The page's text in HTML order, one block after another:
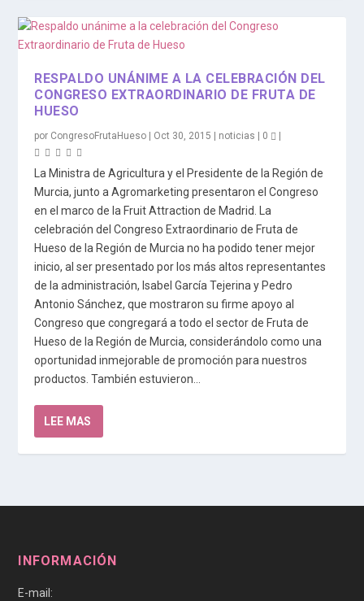
RESPALDO UNÁNIME A LA CELEBRACIÓN DEL
CONGRESO EXTRAORDINARIO DE FRUTA DE
HUESO
por CongresoFrutaHueso Oct 30, 2015 noticias 0
La Ministra de Agricultura y el Presidente de la Región de
Murcia, junto a Agromarketing presentaron el Congreso
en el marco de la Fruit Attraction de Madrid. La
celebración del Congreso Extraordinario de Fruta de
Hueso de la Región de Murcia no ha podido tener mejor
inicio, al ser presentado por los más altos representantes
de la administración, Isabel García Tejerina y Pedro
Antonio Sánchez, que mostraron su firme apoyo al
Congreso que congregará a todo el sector de Fruta de
Hueso de la Región de Murcia, considerándolo como una
oportunidad inmejorable de promoción para nuestros
productos. También estuvieron...
LEE MAS
INFORMACIÓN
E-mail: